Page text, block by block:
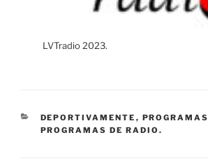
LVTradio 2023.
CATEGORÍAS
DEPORTIVAMENTE , PROGRAMAS
PROGRAMAS DE RADIO.